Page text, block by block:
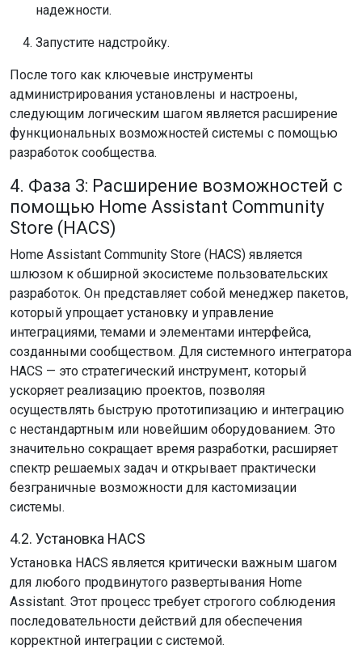
надежности.
Запустите надстройку.
После того как ключевые инструменты
администрирования установлены и настроены,
следующим логическим шагом является расширение
функциональных возможностей системы с помощью
разработок сообщества.
4. Фаза 3: Расширение возможностей с
помощью Home Assistant Community
Store (HACS)
Home Assistant Community Store (HACS) является
шлюзом к обширной экосистеме пользовательских
разработок. Он представляет собой менеджер пакетов,
который упрощает установку и управление
интеграциями, темами и элементами интерфейса,
созданными сообществом. Для системного интегратора
HACS — это стратегический инструмент, который
ускоряет реализацию проектов, позволяя
осуществлять быструю прототипизацию и интеграцию
с нестандартным или новейшим оборудованием. Это
значительно сокращает время разработки, расширяет
спектр решаемых задач и открывает практически
безграничные возможности для кастомизации
системы.
4.2. Установка HACS
Установка HACS является критически важным шагом
для любого продвинутого развертывания Home
Assistant. Этот процесс требует строгого соблюдения
последовательности действий для обеспечения
корректной интеграции с системой.